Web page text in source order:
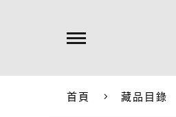
首頁 藏品目錄